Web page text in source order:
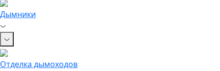
Дымники
Отделка дымоходов